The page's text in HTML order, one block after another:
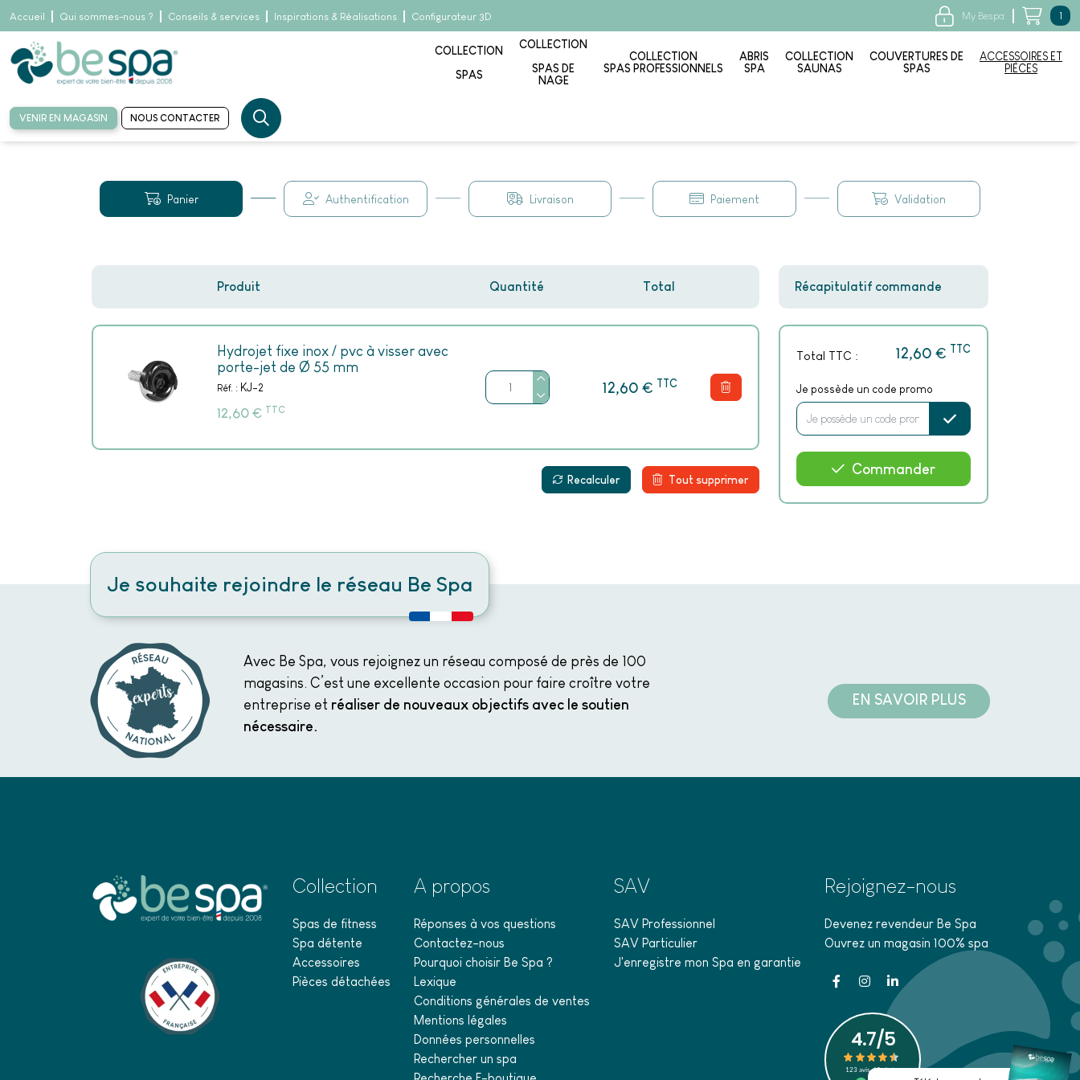
Accueil Qui sommes-nous ? Conseils & services Inspirations & Réalisations Configurateur 3D My Bespa 1
VENIR EN MAGASIN NOUS CONTACTER
COLLECTION
SPAS
COLLECTION
SPAS DE
NAGE
COLLECTION
SPAS PROFESSIONNELS
ABRIS
SPA
COLLECTION
SAUNAS
COUVERTURES DE
SPAS
ACCESSOIRES ET
PIÈCES
Accueil Détail panier
Panier Authentification Livraison Paiement Validation
Produit Quantité Total
Hydrojet fixe inox / pvc à visser avec
porte-jet de Ø 55 mm
Réf. : KJ-2
12,60 € TTC
12,60€ TTC
Recalculer Tout supprimer
Récapitulatif commande
Total TTC : 12,60 € TTC
Je possède un code promo
Commander
Je souhaite rejoindre le réseau Be Spa
Avec Be Spa, vous rejoignez un réseau composé de près de 100
magasins. C’est une excellente occasion pour faire croître votre
entreprise et réaliser de nouveaux objectifs avec le soutien
nécessaire.
EN SAVOIR PLUS
Collection
Spas de fitness
Spa détente
Accessoires
Pièces détachées
A propos
Réponses à vos questions
Contactez-nous
Pourquoi choisir Be Spa ?
Lexique
Conditions générales de ventes
Mentions légales
Données personnelles
Rechercher un spa
SAV
SAV Professionnel
SAV Particulier
J'enregistre mon Spa en garantie
Rejoignez-nous
Devenez revendeur Be Spa
Ouvrez un magasin 100% spa